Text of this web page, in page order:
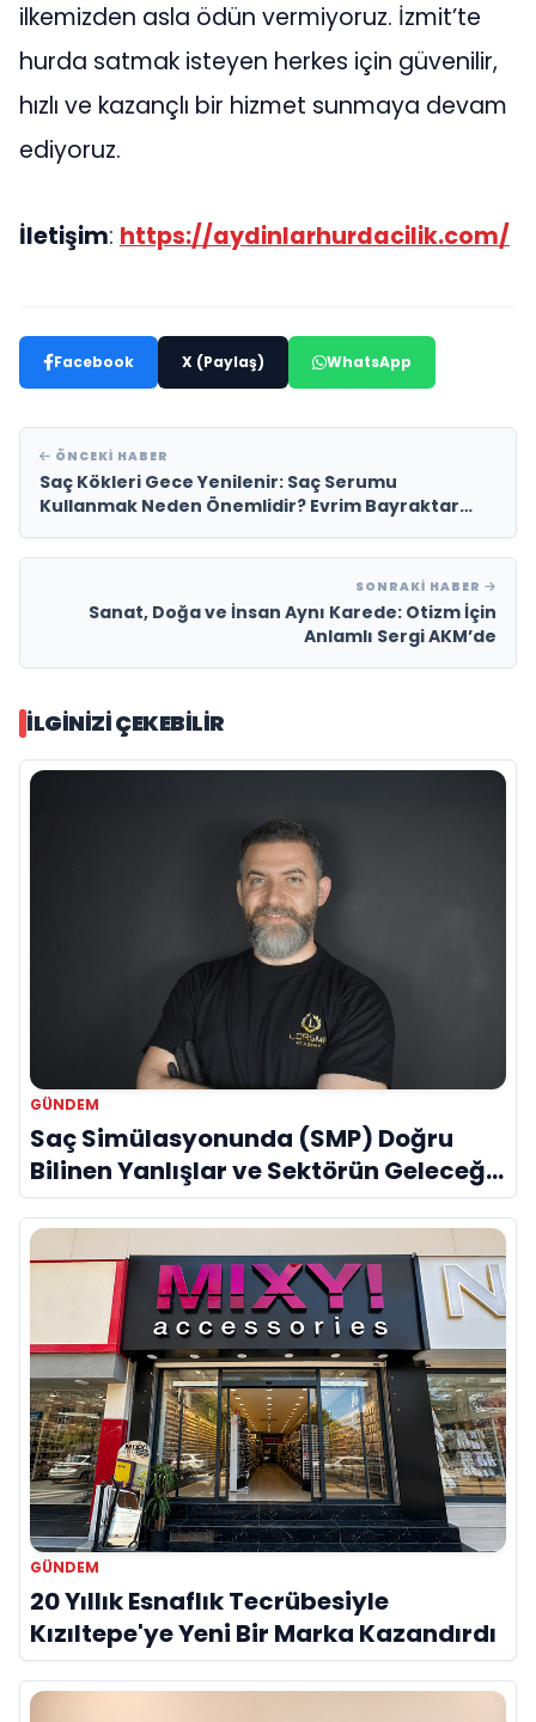
ilkemizden asla ödün vermiyoruz. İzmit’te
hurda satmak isteyen herkes için güvenilir,
hızlı ve kazançlı bir hizmet sunmaya devam
ediyoruz.
İletişim: https://aydinlarhurdacilik.com/
Facebook X (Paylaş) WhatsApp
ÖNCEKI HABER
Saç Kökleri Gece Yenilenir: Saç Serumu
Kullanmak Neden Önemlidir? Evrim Bayraktar
SONRAKI HABER
Sanat, Doğa ve İnsan Aynı Karede: Otizm İçin
Anlamlı Sergi AKM’de
İLGINIZI ÇEKEBILIR
GÜNDEM
Saç Simülasyonunda (SMP) Doğru
Bilinen Yanlışlar ve Sektörün Geleceği:
Onur Akdeniz ile Özel Röportaj
GÜNDEM
20 Yıllık Esnaflık Tecrübesiyle
Kızıltepe'ye Yeni Bir Marka Kazandırdı